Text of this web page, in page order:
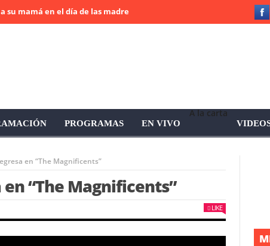
en el día de las madres ¿Usted cree que el sexo lo hace más
PROGRAMAS EN VIVO
A la carta
en “The Magnificents”
“The Magnificents”
LIKE